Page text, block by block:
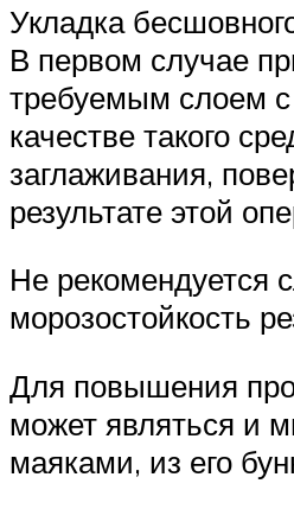
Укладка
В первом случае
требуемым слоем с
качестве такого
заглаживания,
результате этой
Не рекомендуется
морозостойкость
Для повышения
может являться и
маяками, из его